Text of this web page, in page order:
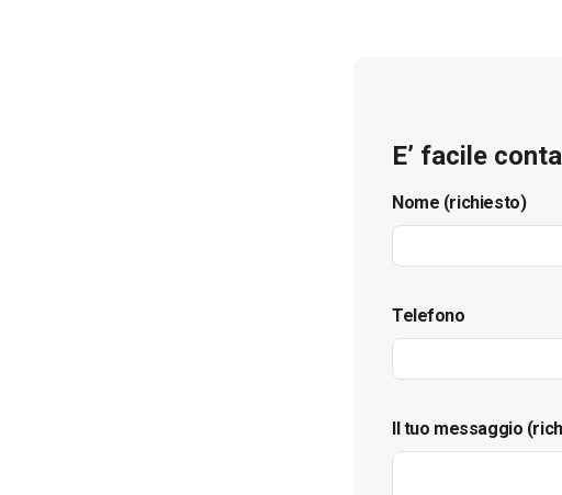
E’ facile
Nome (richiesto)
Telefono
Il tuo messaggio